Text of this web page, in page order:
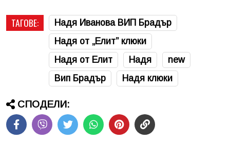
ТАГОВЕ:
Надя Иванова ВИП Брадър
Надя от „Елит” клюки
Надя от Елит
Надя
new
Вип Брадър
Надя клюки
СПОДЕЛИ: